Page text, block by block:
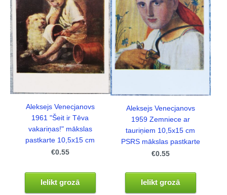
Aleksejs Venecjanovs
1961 "Šeit ir Tēva
vakariņas!" mākslas
pastkarte 10,5x15 cm
€0.55
Ielikt grozā
Aleksejs Venecjanovs
1959 Zemniece ar
tauriņiem 10,5x15 cm
PSRS mākslas pastkarte
€0.55
Ielikt grozā